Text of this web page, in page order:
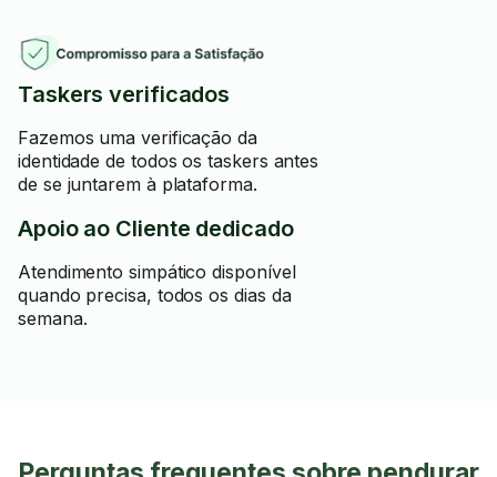
Taskers verificados
Fazemos uma verificação da
identidade de todos os taskers antes
de se juntarem à plataforma.
Apoio ao Cliente dedicado
Atendimento simpático disponível
quando precisa, todos os dias da
semana.